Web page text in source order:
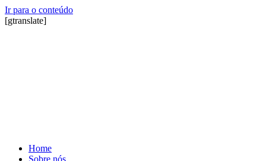
Ir para o conteúdo
[gtranslate]
Home
Sobre nós